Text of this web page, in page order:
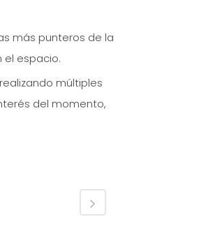
más punteros de la
el espacio.
múltiples
del momento,